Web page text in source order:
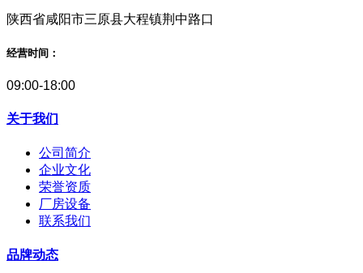
陕西省咸阳市三原县大程镇荆中路口
经营时间：
09:00-18:00
关于我们
公司简介
企业文化
荣誉资质
厂房设备
联系我们
品牌动态